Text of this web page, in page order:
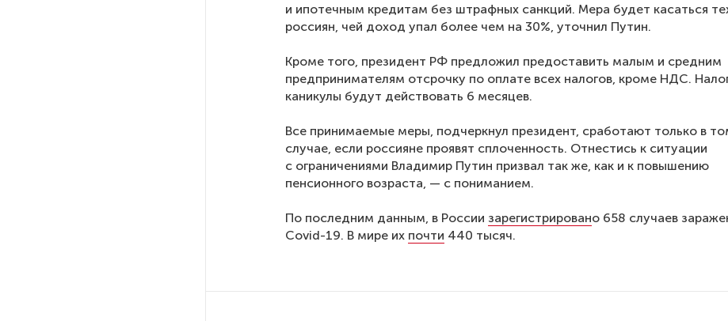
и ипотечным кредитам без штрафных санкций. Мера будет касаться
россиян, чей доход упал более чем на 30%, уточнил Путин.
Кроме того, президент РФ предложил предоставить малым и средним
предпринимателям отсрочку по оплате всех налогов, кроме НДС.
каникулы будут действовать 6 месяцев.
Все принимаемые меры, подчеркнул президент, сработают только в
случае, если россияне проявят сплоченность. Отнестись к ситуации
с ограничениями Владимир Путин призвал так же, как и к повышению
пенсионного возраста, — с пониманием.
По последним данным, в России зарегистрировано 658 случаев
Covid-19. В мире их почти 440 тысяч.